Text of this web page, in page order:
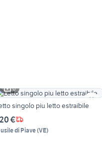
6
singolo piu letto estraibile
€
di Piave(VE)